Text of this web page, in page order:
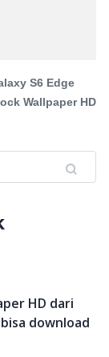
S6 Edge
Wallpaper HD
HD dari
download